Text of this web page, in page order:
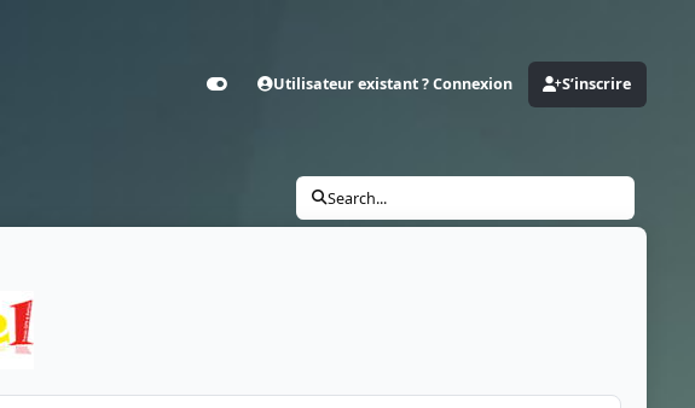
CustomizerUtilisateur existant ? Connexion S’inscrire
Search...